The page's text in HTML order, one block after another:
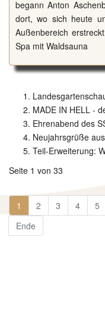
begann Anton
dort, wo sich heute
Außenbereich
Spa mit Waldsauna
MADE IN HELL -
Ehrenabend des
Neujahrsgrüße
Teil-Erweiterung:
Seite 1 von 33
1 2 3 4 5
Ende